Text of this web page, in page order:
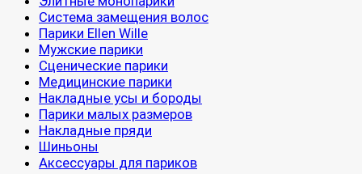
Система замещения волос
Парики Ellen Wille
Мужские парики
Сценические парики
Медицинские парики
Накладные усы и бороды
Парики малых размеров
Накладные пряди
Шиньоны
Аксессуары для париков